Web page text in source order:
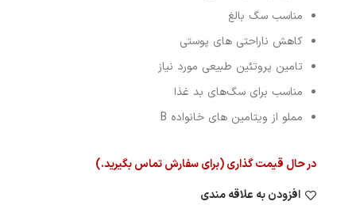
مناسب سگ بالغ
کاهش ناراحتی های پوستی
تامین پروتئین طبیعی مورد نیاز
مناسب برای سگ‌های بد غذا
مملو از ویتامین های خانواده B
در حال قیمت گذاری (برای سفارش تماس بگیرید.)
افزودن به علاقه مندی